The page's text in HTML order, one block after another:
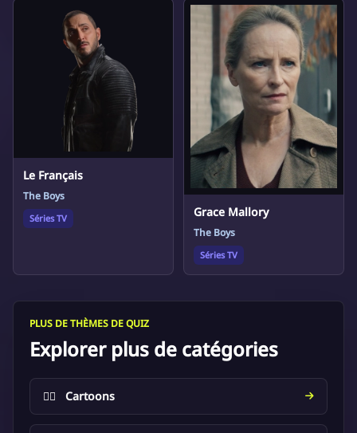
Le Français
The Boys
Séries TV Grace Mallory
The Boys
Séries TV
PLUS DE THÈMES DE QUIZ
Explorer plus de catégories
🦸‍♂️ Cartoons